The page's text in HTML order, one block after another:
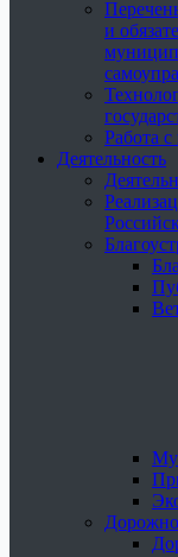
и
Работа
Деятельность